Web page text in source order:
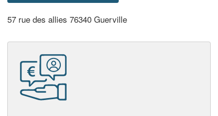
57 rue des allies 76340 Guerville